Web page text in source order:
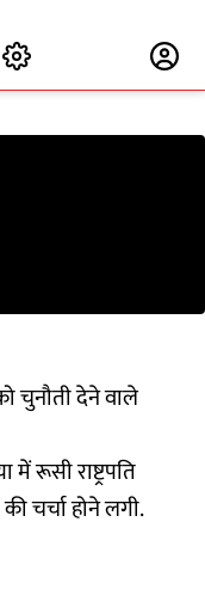
चुनौती देने वाले
में रूसी राष्ट्रपति
चर्चा होने लगी.